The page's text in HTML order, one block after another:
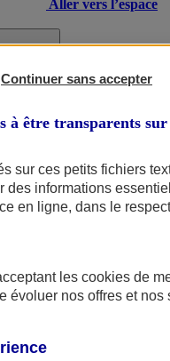
Aller vers l’espace
Continuer sans accepter
à être transparents
sur ces petits fichiers
des informations
en ligne, dans le
les cookies de
évoluer nos offres et nos